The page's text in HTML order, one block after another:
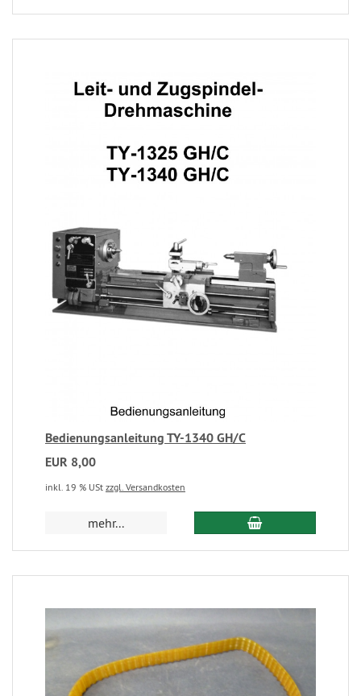
Bedienungsanleitung TY-1340 GH/C
EUR 8,00
inkl. 19 % USt zzgl. Versandkosten
mehr...